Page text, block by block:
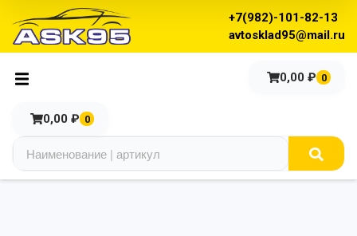
+7(982)-101-82-13
avtosklad95@mail.ru
0,00 ₽ 0
0,00 ₽ 0